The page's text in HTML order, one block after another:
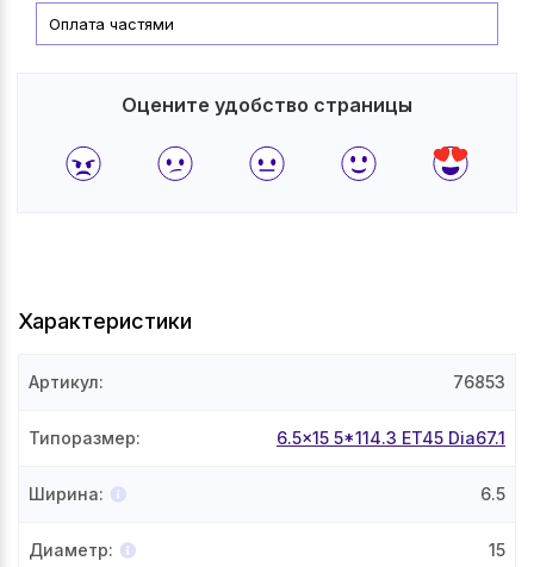
Оплата частями
Оцените удобство страницы
Характеристики
Артикул: 76853
Типоразмер: 6.5x15 5*114.3 ET45 Dia67.1
Ширина: 6.5
Диаметр: 15